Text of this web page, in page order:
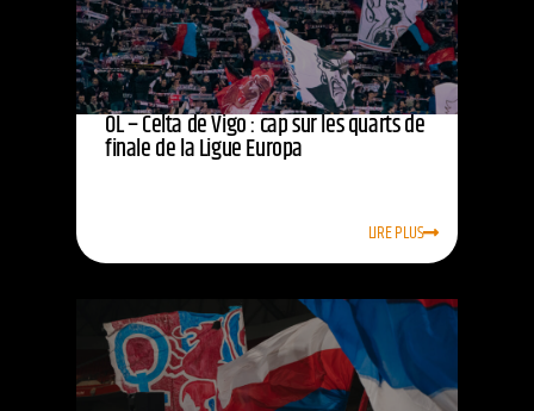
OL – Celta de Vigo : cap sur les quarts de
finale de la Ligue Europa
LIRE PLUS